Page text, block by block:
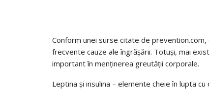
Conform unei surse citate de
frecvente cauze ale îngrășării. Totuși, mai
important în menținerea greutății corporale.
Leptina și insulina – elemente cheie în lupta